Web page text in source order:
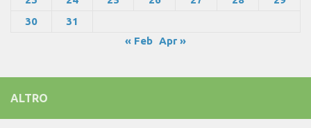
30
31
« Feb Apr »
ALTRO